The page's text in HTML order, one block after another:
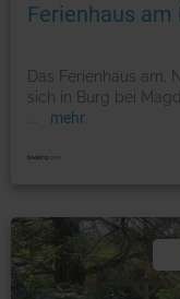
Ferienhaus
Das Ferienhaus am.
sich in Burg bei
mehr